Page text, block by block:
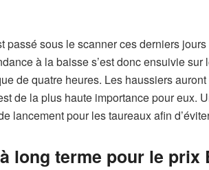
passé sous le scanner ces derniers
à la baisse s’est donc ensuivie
de quatre heures. Les haussiers
de la plus haute importance pour eux.
lancement pour les taureaux afin
long terme pour le prix